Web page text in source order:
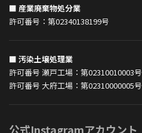
■ 産業廃棄物処分業
許可番号：第02340138199号
■ 汚染土壌処理業
許可番号 瀬戸工場：第02310010003号
許可番号 大府工場：第02310000005号
公式Instagramアカウント